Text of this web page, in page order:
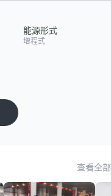
能源形式
增程式
查看全部